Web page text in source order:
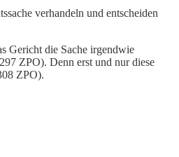
verhandeln und entscheiden
Gericht die Sache irgendwie
ZPO). Denn erst und nur diese
ZPO).